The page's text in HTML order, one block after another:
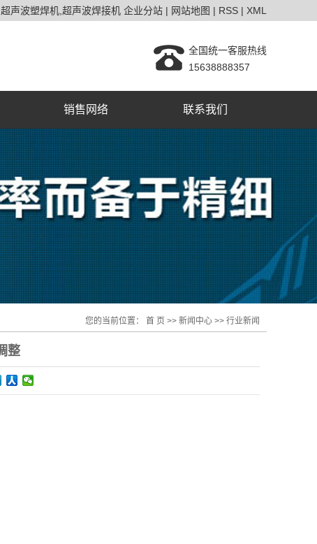
超声波塑焊机 超声波焊接机 企业分站 | 网站地图 | RSS | XML
全国统一客服热线
15638888357
销售网络 联系我们
您的当前位置： 首 页 >> 新闻中心 >> 行业新闻
整